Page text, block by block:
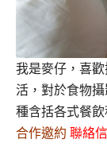
我是麥仔，喜
活，對於食物
種含括各式餐
合作邀約 聯絡